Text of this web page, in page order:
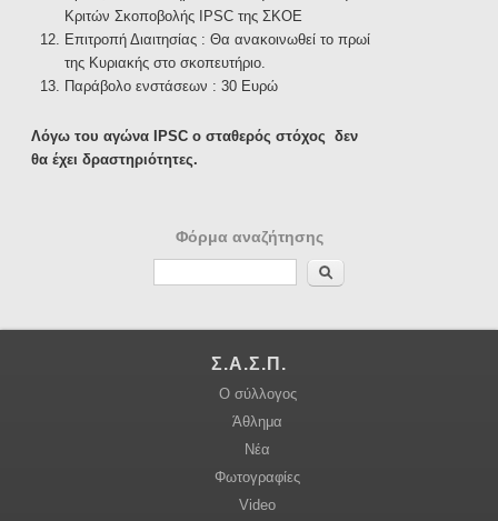
Κριτών Σκοποβολής IPSC της ΣΚΟΕ
Επιτροπή Διαιτησίας : Θα ανακοινωθεί το πρωί
της Κυριακής στο σκοπευτήριο.
Παράβολο ενστάσεων : 30 Ευρώ
Λόγω του αγώνα IPSC ο σταθερός στόχος δεν
θα έχει δραστηριότητες.
Φόρμα αναζήτησης
Αναζήτηση
Σ.Α.Σ.Π.
Ο σύλλογος
Άθλημα
Νέα
Φωτογραφίες
Video